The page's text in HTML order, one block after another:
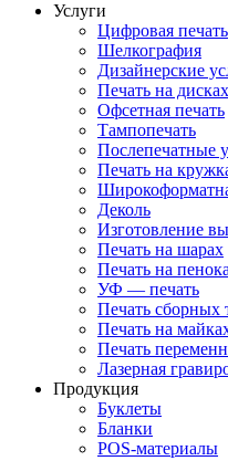
Услуги
Цифровая печать
Шелкография
Дизайнерские
Печать на дисках
Офсетная печать
Тампопечать
Послепечатные
Печать на
Деколь
Изготовление
Печать на шарах
Печать на
УФ — печать
Печать сборных
Печать на
Печать
Лазерная
Продукция
Буклеты
Бланки
POS-материалы